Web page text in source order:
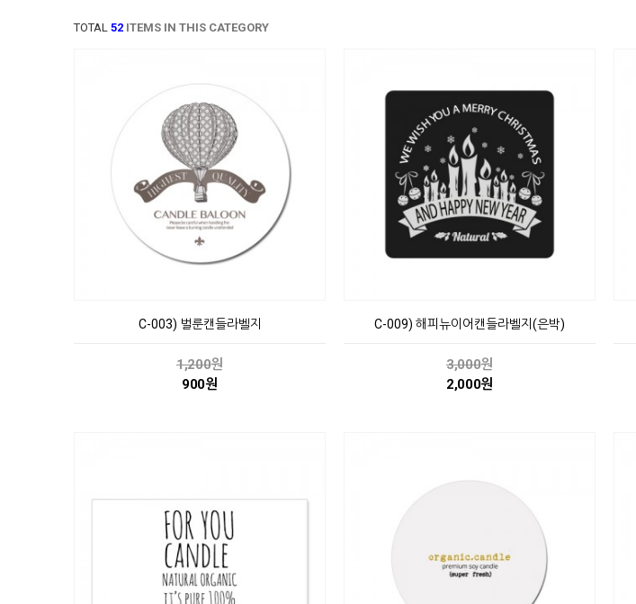
TOTAL 52 ITEMS IN THIS CATEGORY
C-003) 벌룬캔들라벨지
1,200원
900원
C-009) 해피뉴이어캔들라벨지(은박)
3,000원
2,000원